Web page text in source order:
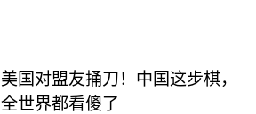
美国对盟友捅刀！中国这步棋，
全世界都看傻了